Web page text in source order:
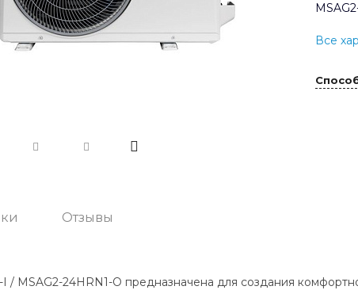
Все
Отзывы
I / MSAG2-24HRN1-O предназначена для создания